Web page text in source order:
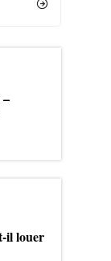
il louer